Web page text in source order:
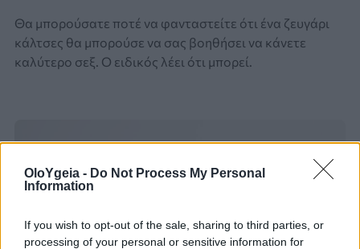
OloYgeia - Do Not Process My Personal
Information
If you wish to opt-out of the sale, sharing to third parties, or
processing of your personal or sensitive information for
Θα μπορούσατε ποτέ να φανταστείτε ότι ένα ζευγάρι
κάλτσες θα μπορούσε να σας βοηθήσει να κάνετε
καλύτερο σεξ. Ο ειδικός λέει ότι μπορεί.